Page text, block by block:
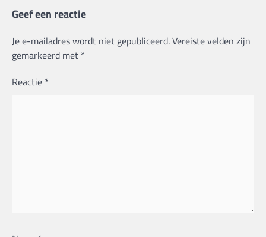
Geef een reactie
Je e-mailadres wordt niet gepubliceerd.Vereiste velden zijn
gemarkeerd met *
Reactie *